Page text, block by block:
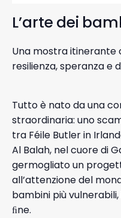
L’arte dei
Una mostra itinerante
resilienza, speranza e
Tutto è nato da una
straordinaria: uno
tra Féile Butler in
Al Balah, nel cuore di
germogliato un
all’attenzione del
bambini più
ﬁne.